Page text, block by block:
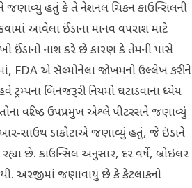
જણાવ્યું હતું કે તે નેશનલ ચિકન કાઉન્સિલની
આવેલા ઈંડાના માનવ વપરાશ માટે
ઈંડાનો નાશ કરે છે કારણ કે તેમની પાસે
FDA એ સૅલ્મોનેલા જોખમનો ઉલ્લેખ કરીને
બિનજરૂરી નિયમો ઘટાડવાના ધ્યેય
વરિષ્ઠ ઉપપ્રમુખ એશ્લે પીટરસને જણાવ્યું
સાઉથ ડાકોટાએ જણાવ્યું હતું, જે ઇંડાને
છે. કાઉન્સિલ અનુસાર, દર વર્ષે, બ્રોઇલર
અરજીમાં જણાવાયું છે કે કેટલાકનો